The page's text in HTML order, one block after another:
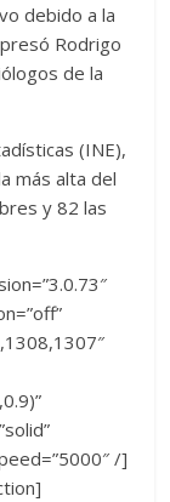
debido a la
Rodrigo
de la
(INE),
más alta del
y 82 las
/]